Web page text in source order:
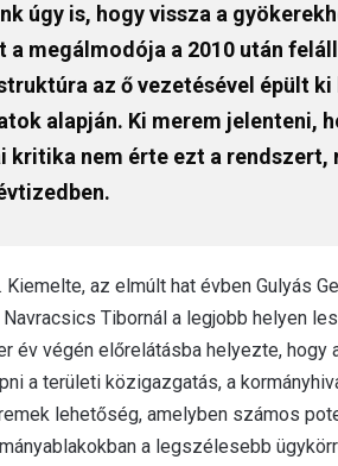
úgy is, hogy vissza a
a megálmodója a 2010 után
az ő vezetésével épült
alapján. Ki merem jelenteni,
kritika nem érte ezt a
az elmúlt hat évben Gulyás
Tibornál a legjobb helyen
év végén előrelátásba helyezte,
a területi közigazgatás, a
lehetőség, amelyben számos
a legszélesebb